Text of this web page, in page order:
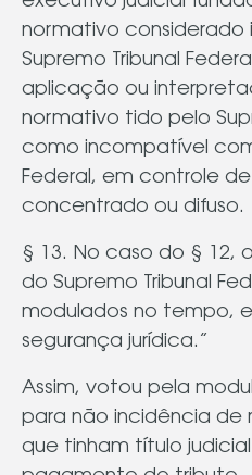
normativo considerado
Supremo Tribunal
aplicação ou
normativo tido pelo
como incompatível
Federal, em controle
concentrado ou difuso.
§ 13. No caso do § 12,
do Supremo Tribunal
modulados no tempo,
segurança jurídica.”
Assim, votou pela
para não incidência de
que tinham título